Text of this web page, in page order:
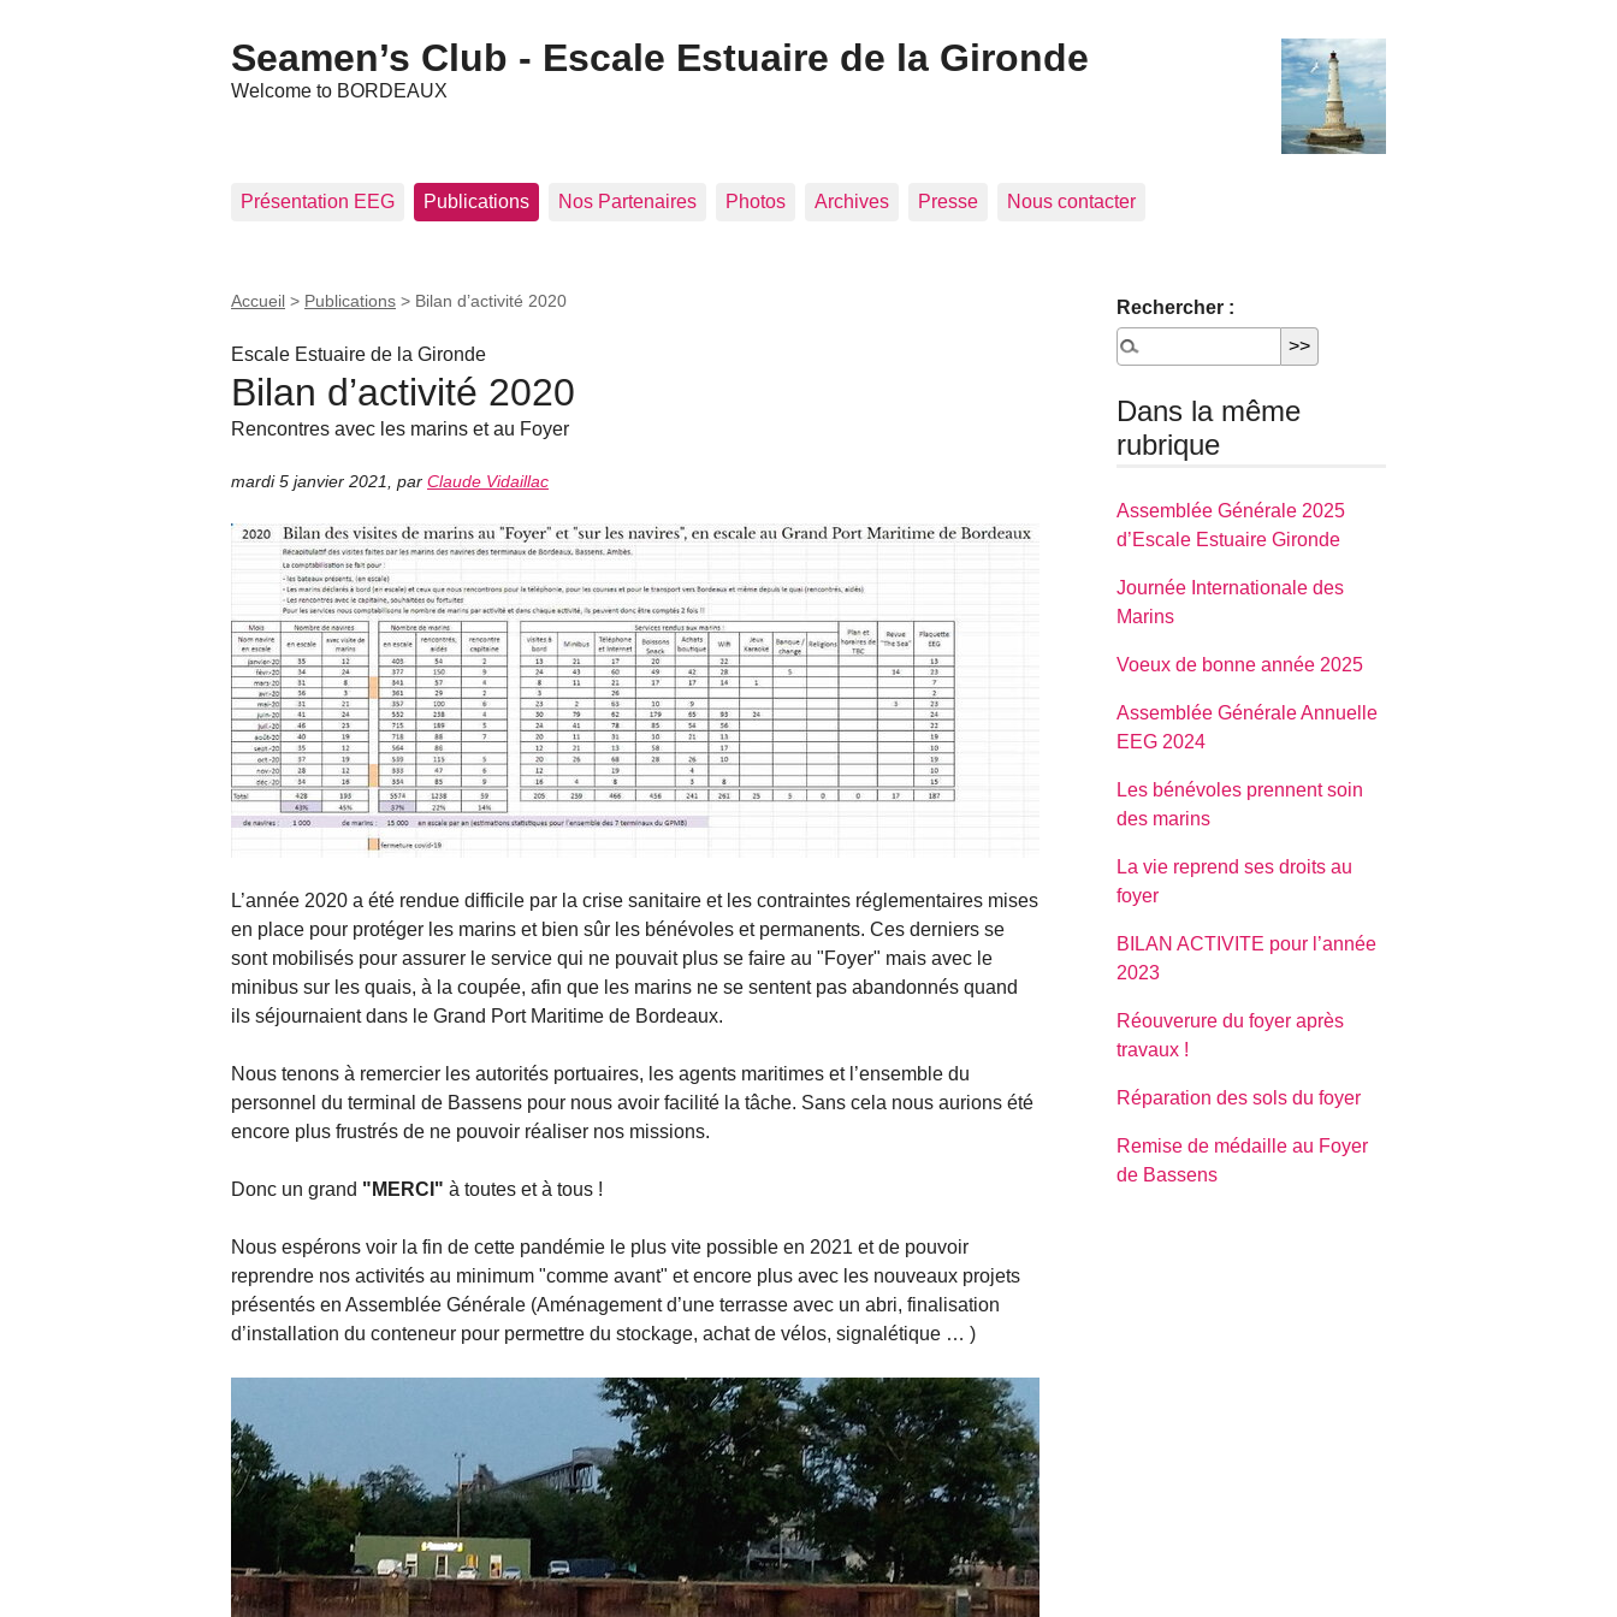
Seamen’s Club - Escale Estuaire de la Gironde
Welcome to BORDEAUX
Présentation EEG Publications Nos Partenaires Photos Archives Presse Nous contacter
Accueil > Publications > Bilan d’activité 2020
Escale Estuaire de la Gironde
Bilan d’activité 2020
Rencontres avec les marins et au Foyer
mardi 5 janvier 2021 par Claude Vidaillac
L’année 2020 a été rendue difficile par la crise sanitaire et les contraintes réglementaires mises
en place pour protéger les marins et bien sûr les bénévoles et permanents. Ces derniers se
sont mobilisés pour assurer le service qui ne pouvait plus se faire au "Foyer" mais avec le
minibus sur les quais, à la coupée, afin que les marins ne se sentent pas abandonnés quand
ils séjournaient dans le Grand Port Maritime de Bordeaux.
Nous tenons à remercier les autorités portuaires, les agents maritimes et l’ensemble du
personnel du terminal de Bassens pour nous avoir facilité la tâche. Sans cela nous aurions été
encore plus frustrés de ne pouvoir réaliser nos missions.
Donc un grand "MERCI" à toutes et à tous !
Nous espérons voir la fin de cette pandémie le plus vite possible en 2021 et de pouvoir
reprendre nos activités au minimum "comme avant" et encore plus avec les nouveaux projets
présentés en Assemblée Générale (Aménagement d’une terrasse avec un abri, finalisation
d’installation du conteneur pour permettre du stockage, achat de vélos, signalétique … )
Rechercher :
Dans la même
rubrique
Assemblée Générale 2025
d’Escale Estuaire Gironde
Journée Internationale des
Marins
Voeux de bonne année 2025
Assemblée Générale Annuelle
EEG 2024
Les bénévoles prennent soin
des marins
La vie reprend ses droits au
foyer
BILAN ACTIVITE pour l’année
2023
Réouverure du foyer après
travaux !
Réparation des sols du foyer
Remise de médaille au Foyer
de Bassens